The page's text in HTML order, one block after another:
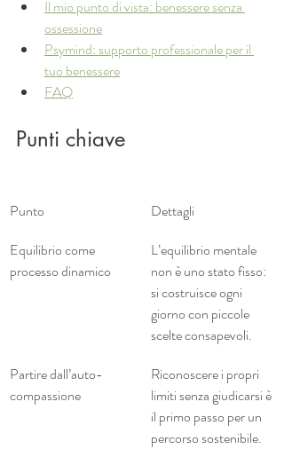
Il mio punto di vista: benessere senza
ossessione
Psymind: supporto professionale per il
tuo benessere
FAQ
Punti chiave
Punto
Dettagli
Equilibrio come
processo dinamico
L’equilibrio mentale
non è uno stato fisso:
si costruisce ogni
giorno con piccole
scelte consapevoli.
Partire dall’auto-
compassione
Riconoscere i propri
limiti senza giudicarsi è
il primo passo per un
percorso sostenibile.